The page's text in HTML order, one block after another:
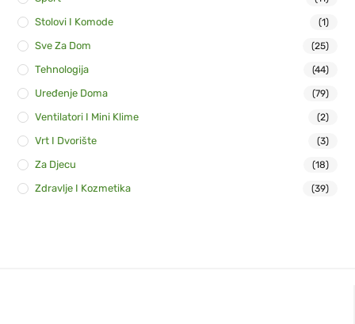
Stolovi I Komode (1)
Sve Za Dom (25)
Tehnologija (44)
Uređenje Doma (79)
Ventilatori I Mini Klime (2)
Vrt I Dvorište (3)
Za Djecu (18)
Zdravlje I Kozmetika (39)